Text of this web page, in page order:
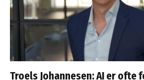
Troels Johannesen: AI er ofte